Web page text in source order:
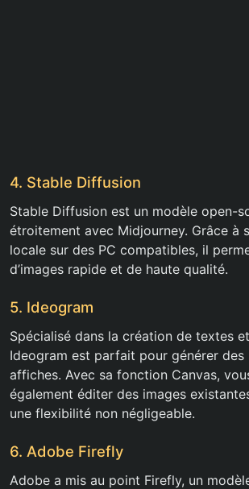
4. Stable Diffusion
Stable Diffusion est un modèle open-
étroitement avec Midjourney. Grâce à
locale sur des PC compatibles, il
d’images rapide et de haute qualité.
5. Ideogram
Spécialisé dans la création de textes
Ideogram est parfait pour générer
affiches. Avec sa fonction Canvas,
également éditer des images
une flexibilité non négligeable.
6. Adobe Firefly
Adobe a mis au point Firefly, un